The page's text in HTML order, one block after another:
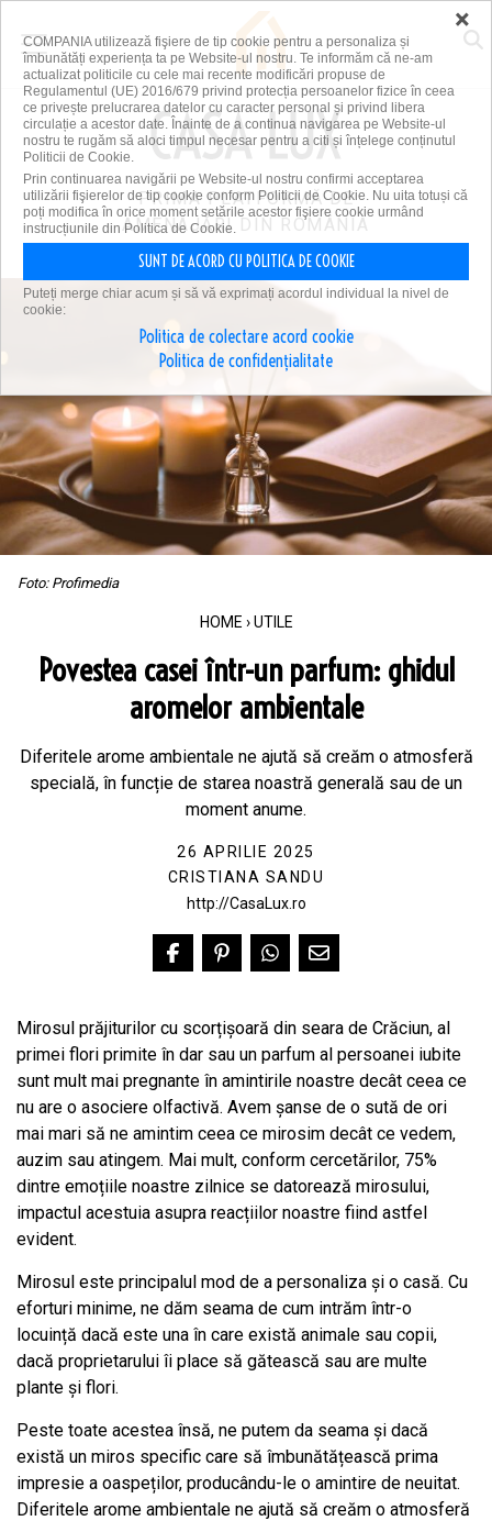
PRIMA PLATFORMĂ DE
AMENAJĂRI DIN ROMÂNIA
Foto: Profimedia
HOME › UTILE
Povestea casei într-un parfum: ghidul
aromelor ambientale
Diferitele arome ambientale ne ajută să creăm o atmosferă
specială, în funcție de starea noastră generală sau de un
moment anume.
26 APRILIE 2025
CRISTIANA SANDU
http://CasaLux.ro
Mirosul prăjiturilor cu scorțișoară din seara de Crăciun, al
primei flori primite în dar sau un parfum al persoanei iubite
sunt mult mai pregnante în amintirile noastre decât ceea ce
nu are o asociere olfactivă. Avem șanse de o sută de ori
mai mari să ne amintim ceea ce mirosim decât ce vedem,
auzim sau atingem. Mai mult, conform cercetărilor, 75%
dintre emoțiile noastre zilnice se datorează mirosului,
impactul acestuia asupra reacțiilor noastre fiind astfel
evident.
Mirosul este principalul mod de a personaliza și o casă. Cu
eforturi minime, ne dăm seama de cum intrăm într-o
locuință dacă este una în care există animale sau copii,
dacă proprietarului îi place să gătească sau are multe
plante și flori.
Peste toate acestea însă, ne putem da seama și dacă
există un miros specific care să îmbunătățească prima
impresie a oaspeților, producându-le o amintire de neuitat.
Diferitele arome ambientale ne ajută să creăm o atmosferă
×
COMPANIA utilizează fişiere de tip cookie pentru a personaliza și
îmbunătăți experiența ta pe Website-ul nostru. Te informăm că ne-am
actualizat politicile cu cele mai recente modificări propuse de
Regulamentul (UE) 2016/679 privind protecția persoanelor fizice în ceea
ce privește prelucrarea datelor cu caracter personal și privind libera
circulație a acestor date. Înainte de a continua navigarea pe Website-ul
nostru te rugăm să aloci timpul necesar pentru a citi și înțelege conținutul
Politicii de Cookie.
Prin continuarea navigării pe Website-ul nostru confirmi acceptarea
utilizării fişierelor de tip cookie conform Politicii de Cookie. Nu uita totuși că
poți modifica în orice moment setările acestor fişiere cookie urmând
instrucțiunile din Politica de Cookie.
SUNT DE ACORD CU POLITICA DE COOKIE
Puteți merge chiar acum și să vă exprimați acordul individual la nivel de
cookie:
Politica de colectare acord cookie
Politica de confidențialitate